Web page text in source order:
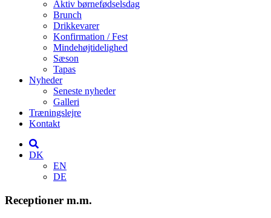
Aktiv børnefødselsdag
Brunch
Drikkevarer
Konfirmation / Fest
Mindehøjtidelighed
Sæson
Tapas
Nyheder
Seneste nyheder
Galleri
Træningslejre
Kontakt
DK
EN
DE
Receptioner m.m.